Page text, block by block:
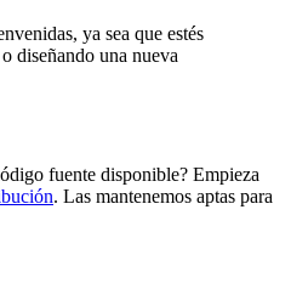
ya sea que estés
diseñando una nueva
fuente disponible? Empieza
. Las mantenemos aptas para